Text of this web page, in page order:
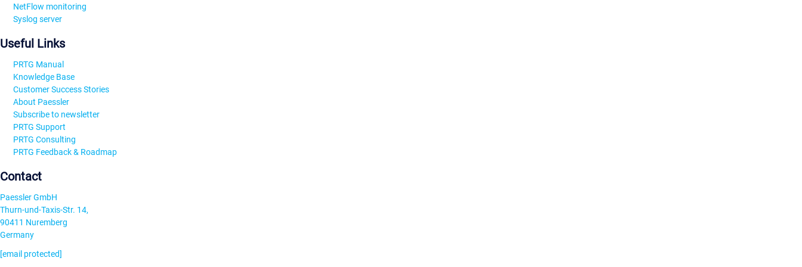
NetFlow monitoring
Syslog server
Useful Links
PRTG Manual
Knowledge Base
Customer Success Stories
About Paessler
Subscribe to newsletter
PRTG Support
PRTG Consulting
PRTG Feedback & Roadmap
Contact
Paessler GmbH
Thurn-und-Taxis-Str. 14,
90411 Nuremberg
Germany
[email protected]